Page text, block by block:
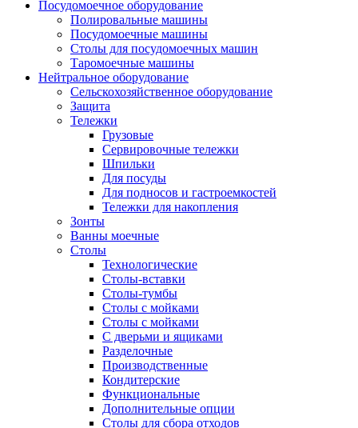
Посудомоечное оборудование
Полировальные машины
Посудомоечные машины
Столы для посудомоечных машин
Таромоечные машины
Нейтральное оборудование
Сельскохозяйственное оборудование
Защита
Тележки
Грузовые
Сервировочные тележки
Шпильки
Для посуды
Для подносов и гастроемкостей
Тележки для накопления
Зонты
Ванны моечные
Столы
Технологические
Столы-вставки
Столы-тумбы
Столы с мойками
Столы с мойками
С дверьми и ящиками
Разделочные
Производственные
Кондитерские
Функциональные
Дополнительные опции
Столы для сбора отходов